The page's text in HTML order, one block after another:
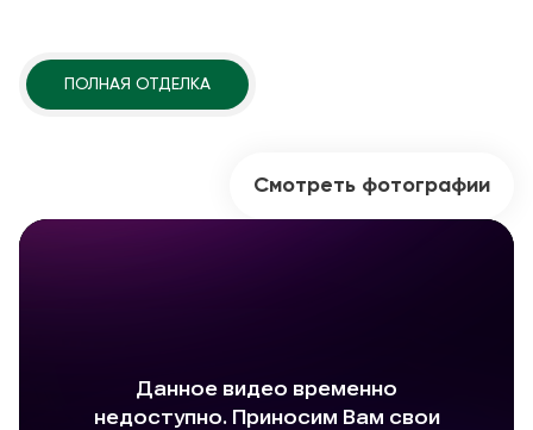
ПОЛНАЯ ОТДЕЛКА
Смотреть фотографии